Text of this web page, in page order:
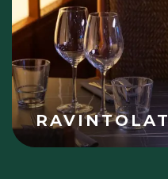
RAVINTOLAT